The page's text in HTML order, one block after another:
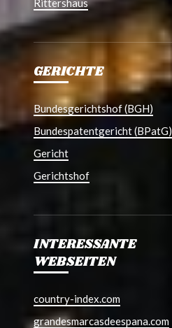
GERICHTE
Bundesgerichtshof (BGH)
Bundespatentgericht (BPatG)
Gericht
Gerichtshof
INTERESSANTE
WEBSEITEN
country-index.com
grandesmarcasdeespana.com